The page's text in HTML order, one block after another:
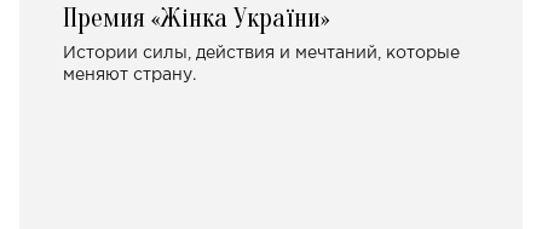
Премия «Жінка України»
Истории силы, действия и мечтаний, которые
меняют страну.